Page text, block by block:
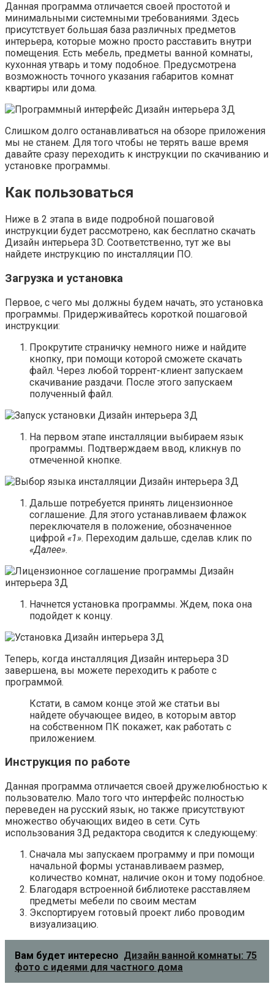
Данная программа отличается своей простотой и
минимальными системными требованиями. Здесь
присутствует большая база различных предметов
интерьера, которые можно просто расставить внутри
помещения. Есть мебель, предметы ванной комнаты,
кухонная утварь и тому подобное. Предусмотрена
возможность точного указания габаритов комнат
квартиры или дома.
Слишком долго останавливаться на обзоре приложения
мы не станем. Для того чтобы не терять ваше время
давайте сразу переходить к инструкции по скачиванию и
установке программы.
Как пользоваться
Ниже в 2 этапа в виде подробной пошаговой
инструкции будет рассмотрено, как бесплатно скачать
Дизайн интерьера 3D. Соответственно, тут же вы
найдете инструкцию по инсталляции ПО.
Загрузка и установка
Первое, с чего мы должны будем начать, это установка
программы. Придерживайтесь короткой пошаговой
инструкции:
Прокрутите страничку немного ниже и найдите
кнопку, при помощи которой сможете скачать
файл. Через любой торрент-клиент запускаем
скачивание раздачи. После этого запускаем
полученный файл.
На первом этапе инсталляции выбираем язык
программы. Подтверждаем ввод, кликнув по
отмеченной кнопке.
Дальше потребуется принять лицензионное
соглашение. Для этого устанавливаем флажок
переключателя в положение, обозначенное
цифрой «1». Переходим дальше, сделав клик по
«Далее».
Начнется установка программы. Ждем, пока она
подойдет к концу.
Теперь, когда инсталляция Дизайн интерьера 3D
завершена, вы можете переходить к работе с
программой.
Кстати, в самом конце этой же статьи вы
найдете обучающее видео, в которым автор
на собственном ПК покажет, как работать с
приложением.
Инструкция по работе
Данная программа отличается своей дружелюбностью к
пользователю. Мало того что интерфейс полностью
переведен на русский язык, но также присутствуют
множество обучающих видео в сети. Суть
использования 3Д редактора сводится к следующему:
Сначала мы запускаем программу и при помощи
начальной формы устанавливаем размер,
количество комнат, наличие окон и тому подобное.
Благодаря встроенной библиотеке расставляем
предметы мебели по своим местам
Экспортируем готовый проект либо проводим
визуализацию.
Вам будет интересно Дизайн ванной комнаты: 75
фото с идеями для частного дома